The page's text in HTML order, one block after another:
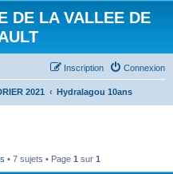
DE LA VALLEE DE
Connexion
Inscription
2021 Hydralagou 10ans
• 7 sujets • Page 1 sur 1